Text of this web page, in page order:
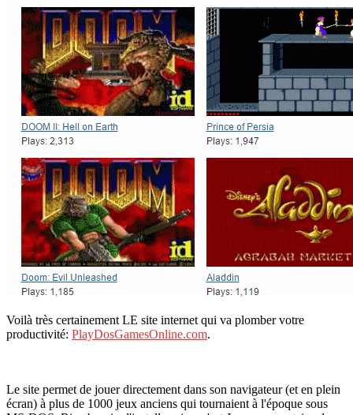
Voilà très certainement LE site internet qui va plomber votre
productivité: PlayDosGamesOnline.com.
Le site permet de jouer directement dans son navigateur (et en plein
écran) à plus de 1000 jeux anciens qui tournaient à l'époque sous